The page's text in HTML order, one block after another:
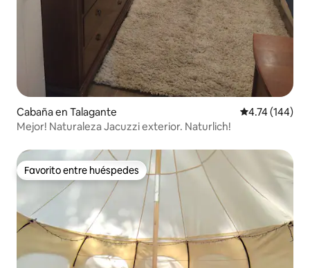
Cabaña en Talagante Calificación
4.74 (144)
Mejor! Naturaleza Jacuzzi exterior. Naturlich!
Favorito entre huéspedes
Favorito entre huéspedes